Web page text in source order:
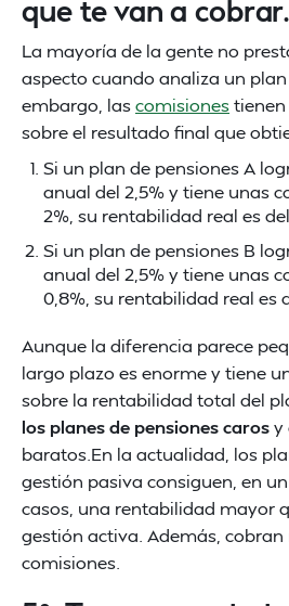
que te van a cobrar.
La mayoría de la gente no
aspecto cuando analiza un
embargo, lascomisiones
sobre el resultado final que
Si un plan de pensiones A
anual del 2,5% y tiene unas
2%, su rentabilidad real es
Si un plan de pensiones B
anual del 2,5% y tiene unas
0,8%, su rentabilidad real es
Aunque la diferencia parece
largo plazo es enorme y tiene
sobre la rentabilidad total del
los planes de pensiones carosy
baratos.En la actualidad, los
gestión pasiva consiguen, en
casos, una rentabilidad mayor
gestión activa. Además, cobran
comisiones.